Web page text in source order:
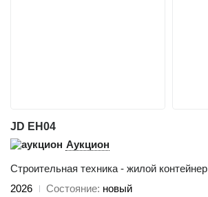
JD EH04
Аукцион
Строительная техника - жилой контейнер
2026
Состояние новый